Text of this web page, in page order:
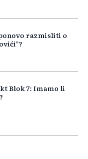
razmisliti o
Blok 7: Imamo li